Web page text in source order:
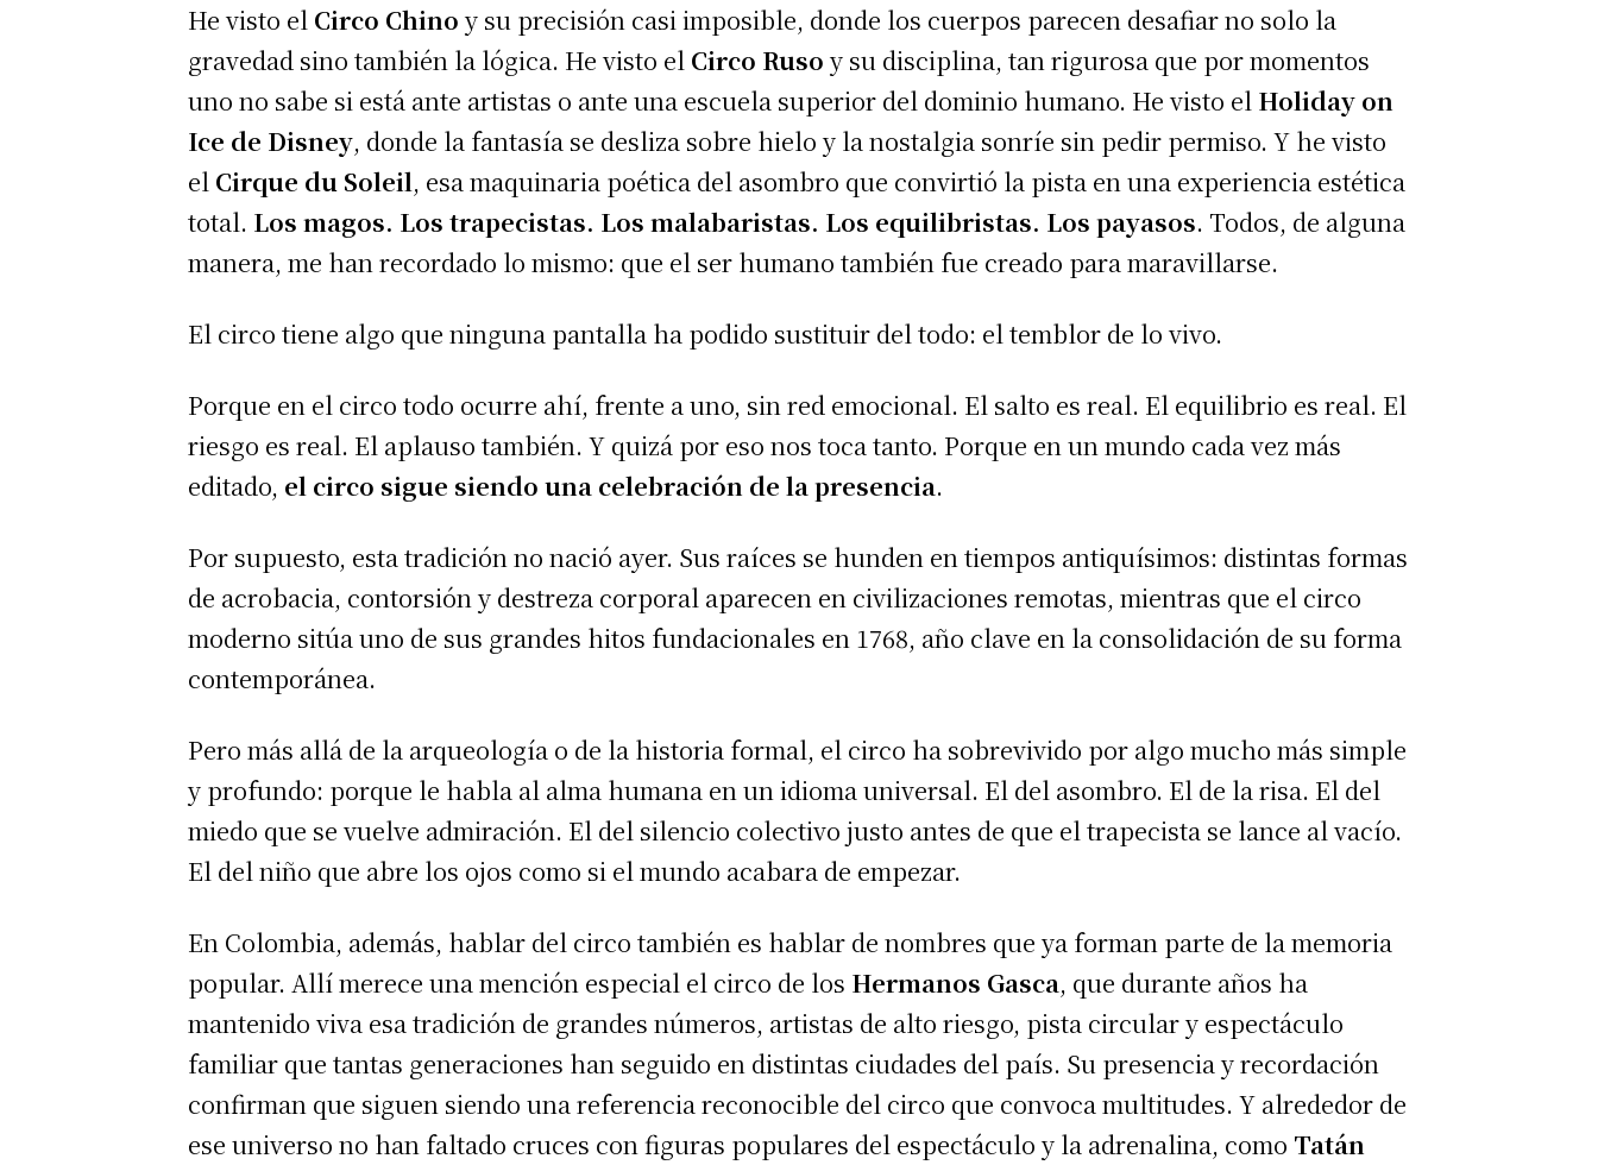
He visto el Circo Chino y su precisión casi imposible, donde los cuerpos parecen desafiar no solo la
gravedad sino también la lógica. He visto el Circo Ruso y su disciplina, tan rigurosa que por momentos
uno no sabe si está ante artistas o ante una escuela superior del dominio humano. He visto el Holiday on
Ice de Disney, donde la fantasía se desliza sobre hielo y la nostalgia sonríe sin pedir permiso. Y he visto
el Cirque du Soleil, esa maquinaria poética del asombro que convirtió la pista en una experiencia estética
total. Los magos. Los trapecistas. Los malabaristas. Los equilibristas. Los payasos. Todos, de alguna
manera, me han recordado lo mismo: que el ser humano también fue creado para maravillarse.
El circo tiene algo que ninguna pantalla ha podido sustituir del todo: el temblor de lo vivo.
Porque en el circo todo ocurre ahí, frente a uno, sin red emocional. El salto es real. El equilibrio es real. El
riesgo es real. El aplauso también. Y quizá por eso nos toca tanto. Porque en un mundo cada vez más
editado, el circo sigue siendo una celebración de la presencia.
Por supuesto, esta tradición no nació ayer. Sus raíces se hunden en tiempos antiquísimos: distintas formas
de acrobacia, contorsión y destreza corporal aparecen en civilizaciones remotas, mientras que el circo
moderno sitúa uno de sus grandes hitos fundacionales en 1768, año clave en la consolidación de su forma
contemporánea.
Pero más allá de la arqueología o de la historia formal, el circo ha sobrevivido por algo mucho más simple
y profundo: porque le habla al alma humana en un idioma universal. El del asombro. El de la risa. El del
miedo que se vuelve admiración. El del silencio colectivo justo antes de que el trapecista se lance al vacío.
El del niño que abre los ojos como si el mundo acabara de empezar.
En Colombia, además, hablar del circo también es hablar de nombres que ya forman parte de la memoria
popular. Allí merece una mención especial el circo de los Hermanos Gasca, que durante años ha
mantenido viva esa tradición de grandes números, artistas de alto riesgo, pista circular y espectáculo
familiar que tantas generaciones han seguido en distintas ciudades del país. Su presencia y recordación
confirman que siguen siendo una referencia reconocible del circo que convoca multitudes. Y alrededor de
ese universo no han faltado cruces con figuras populares del espectáculo y la adrenalina, como Tatán